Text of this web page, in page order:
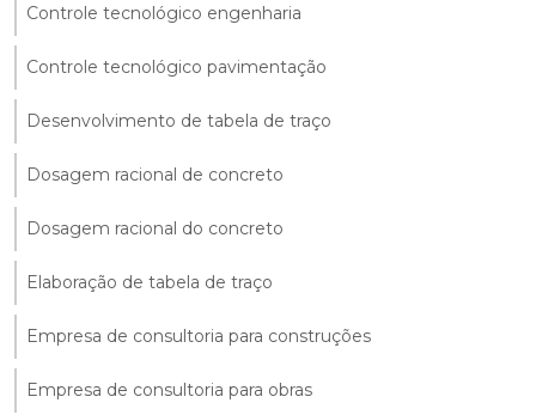
Controle tecnológico engenharia
Controle tecnológico pavimentação
Desenvolvimento de tabela de traço
Dosagem racional de concreto
Dosagem racional do concreto
Elaboração de tabela de traço
Empresa de consultoria para construções
Empresa de consultoria para obras